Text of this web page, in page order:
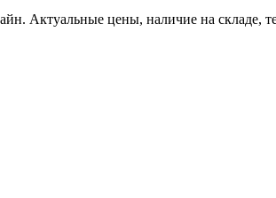
Актуальные цены, наличие на складе,